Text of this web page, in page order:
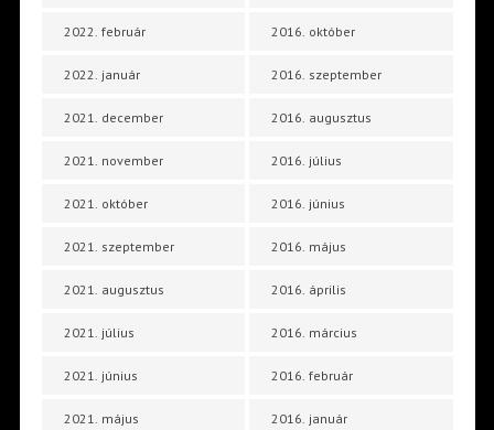
2022. február
2022. január
2021. december
2021. november
2021. október
2021. szeptember
2021. augusztus
2021. július
2021. június
2021. május
2016. október
2016. szeptember
2016. augusztus
2016. július
2016. június
2016. május
2016. április
2016. március
2016. február
2016. január